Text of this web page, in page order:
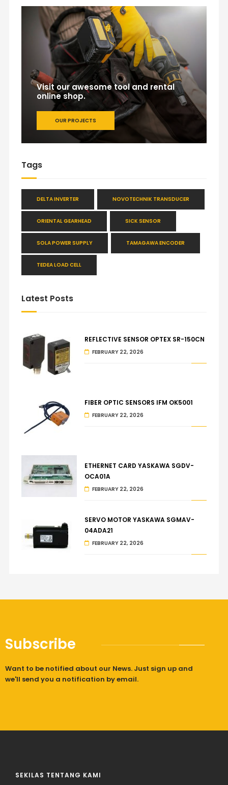
Visit our awesome tool and rental
online shop.
OUR PROJECTS
Tags
DELTA INVERTER NOVOTECHNIK TRANSDUCER
ORIENTAL GEARHEAD SICK SENSOR
SOLA POWER SUPPLY TAMAGAWA ENCODER
TEDEA LOAD CELL
Latest Posts
REFLECTIVE SENSOR OPTEX SR-150CN
FEBRUARY 22, 2026
FIBER OPTIC SENSORS IFM OK5001
FEBRUARY 22, 2026
ETHERNET CARD YASKAWA SGDV-
OCA01A
FEBRUARY 22, 2026
SERVO MOTOR YASKAWA SGMAV-
04ADA21
FEBRUARY 22, 2026
Subscribe
Want to be notified about our News. Just sign up and
we'll send you a notification by email.
SEKILAS TENTANG KAMI